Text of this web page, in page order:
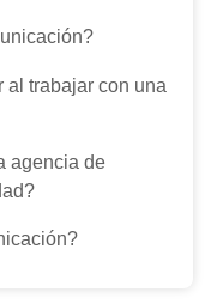
al trabajar con una
agencia de